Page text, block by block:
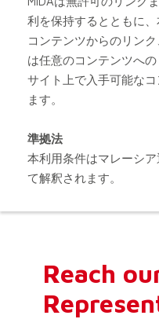
利を保持するとともに
コンテンツからのリン
は任意のコンテンツへ
サイト上で入手可能な
ます。
準拠法
本利用条件はマレーシ
て解釈されます。
Reach